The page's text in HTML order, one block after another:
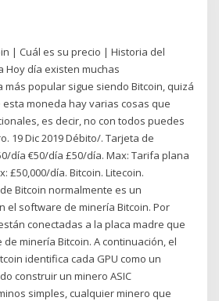
| Cuál es su precio | Historia del
Hoy día existen muchas
más popular sigue siendo Bitcoin, quizá
esta moneda hay varias cosas que
es decir, no con todos puedes
19 Dic 2019 Débito/. Tarjeta de
día €50/día £50/día. Max: Tarifa plana
£50,000/día. Bitcoin. Litecoin.
Bitcoin normalmente es un
el software de minería Bitcoin. Por
conectadas a la placa madre que
minería Bitcoin. A continuación, el
identifica cada GPU como un
construir un minero ASIC
simples, cualquier minero que